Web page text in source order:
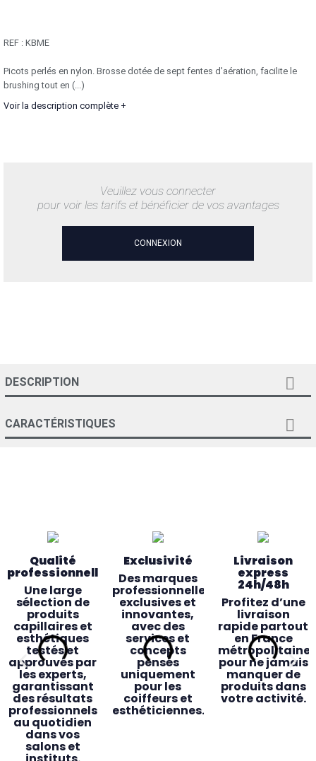
REF : KBME
Picots perlés en nylon. Brosse dotée de sept fentes d'aération, facilite le
brushing tout en (...)
Voir la description complète +
Veuillez vous connecter
pour voir les tarifs et bénéficier de vos avantages
CONNEXION
DESCRIPTION 
CARACTÉRISTIQUES 
Qualité
professionnelle
Une large
sélection de
produits
capillaires et
esthétiques
testés et
approuvés par
les experts,
garantissant
des résultats
professionnels
au quotidien
dans vos
salons et
Exclusivité
Des marques
professionnelles
exclusives et
innovantes,
avec des
services et
concepts
pensés
uniquement
pour les
coiffeurs et
esthéticiennes.
Livraison
express
24h/48h
Profitez d’une
livraison
rapide partout
en France
métropolitaine
pour ne jamais
manquer de
produits dans
votre activité.